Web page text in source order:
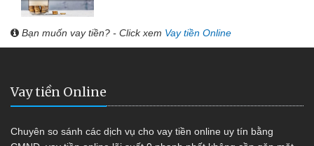
Bạn muốn vay tiền? - Click xem Vay tiền Online
Vay tiền Online
Chuyên so sánh các dịch vụ cho vay tiền online uy tín bằng